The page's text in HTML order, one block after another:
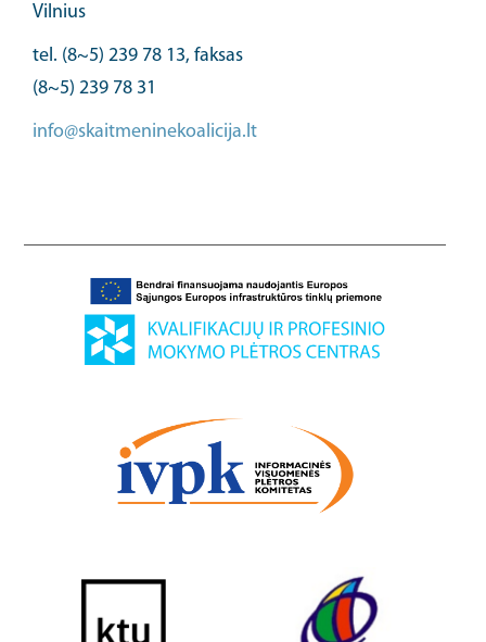
Vilnius
tel. (8~5) 239 78 13, faksas
(8~5) 239 78 31
info@skaitmeninekoalicija.lt